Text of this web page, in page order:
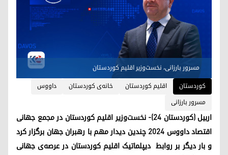
مسرور بارزانی، نخست‌وزیر اقلیم کوردستان
کوردستان
اقلیم کوردستان خانه‌ی کوردستان
داووس
مسرور بارزانی
اربیل (کوردستان ۲۴)- نخست‌وزیر اقلیم کوردستان در مجمع جهانی
اقتصاد داووس ۲۰۲۴ چندین دیدار مهم با رهبران جهان برگزار کرد
و بار دیگر بر روابط دیپلماتیک اقلیم کوردستان در عرصه‌ی جهانی